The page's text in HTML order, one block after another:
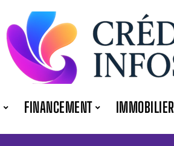
FINANCEMENT IMMOBILIER